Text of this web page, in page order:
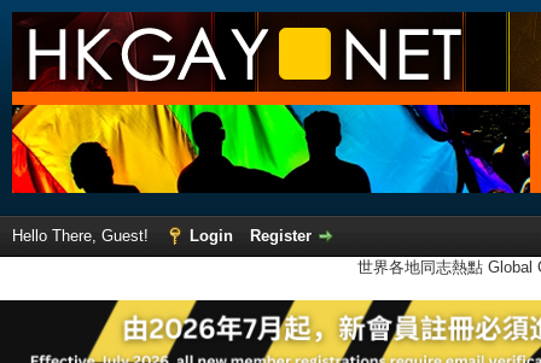
Hello There, Guest! Login
Register
世界各地同志熱點